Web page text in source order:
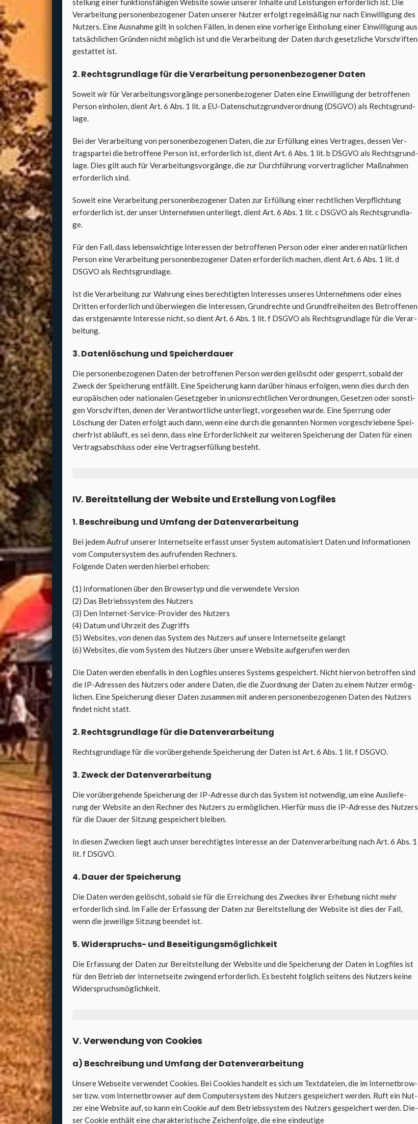
stel­lung einer funk­ti­ons­fä­hi­gen Web­site sowie unse­rer Inhal­te und Leis­tun­gen erfor­der­lich ist. Die
Ver­ar­bei­tung per­so­nen­be­zo­ge­ner Daten unse­rer Nut­zer erfolgt regel­mä­ßig nur nach Ein­wil­li­gung des
Nut­zers. Eine Aus­nah­me gilt in sol­chen Fäl­len, in denen eine vor­he­ri­ge Ein­ho­lung einer Ein­wil­li­gung aus
tat­säch­li­chen Grün­den nicht mög­lich ist und die Ver­ar­bei­tung der Daten durch gesetz­li­che Vor­schrif­ten
gestat­tet ist.
2. Rechts­grund­la­ge für die Ver­ar­bei­tung per­so­nen­be­zo­ge­ner Daten
Soweit wir für Ver­ar­bei­tungs­vor­gän­ge per­so­nen­be­zo­ge­ner Daten eine Ein­wil­li­gung der betrof­fe­nen
Per­son ein­ho­len, dient Art. 6 Abs. 1 lit. a EU-Daten­schutz­grund­ver­ord­nung (DSGVO) als Rechts­grund­
la­ge.
Bei der Ver­ar­bei­tung von per­so­nen­be­zo­ge­nen Daten, die zur Erfül­lung eines Ver­tra­ges, des­sen Ver­
trags­par­tei die betrof­fe­ne Per­son ist, erfor­der­lich ist, dient Art. 6 Abs. 1 lit. b DSGVO als Rechts­grund­
la­ge. Dies gilt auch für Ver­ar­bei­tungs­vor­gän­ge, die zur Durch­füh­rung vor­ver­trag­li­cher Maß­nah­men
erfor­der­lich sind.
Soweit eine Ver­ar­bei­tung per­so­nen­be­zo­ge­ner Daten zur Erfül­lung einer recht­li­chen Ver­pflich­tung
erfor­der­lich ist, der unser Unter­neh­men unter­liegt, dient Art. 6 Abs. 1 lit. c DSGVO als Rechts­grund­la­
ge.
Für den Fall, dass lebens­wich­ti­ge Inter­es­sen der betrof­fe­nen Per­son oder einer ande­ren natür­li­chen
Per­son eine Ver­ar­bei­tung per­so­nen­be­zo­ge­ner Daten erfor­der­lich machen, dient Art. 6 Abs. 1 lit. d
DSGVO als Rechts­grund­la­ge.
Ist die Ver­ar­bei­tung zur Wah­rung eines berech­tig­ten Inter­es­ses unse­res Unter­neh­mens oder eines
Drit­ten erfor­der­lich und über­wie­gen die Inter­es­sen, Grund­rech­te und Grund­frei­hei­ten des Betrof­fe­nen
das erst­ge­nann­te Inter­es­se nicht, so dient Art. 6 Abs. 1 lit. f DSGVO als Rechts­grund­la­ge für die Ver­ar­
bei­tung.
3. Daten­lö­schung und Spei­cher­dau­er
Die per­so­nen­be­zo­ge­nen Daten der betrof­fe­nen Per­son wer­den gelöscht oder gesperrt, sobald der
Zweck der Spei­che­rung ent­fällt. Eine Spei­che­rung kann dar­über hin­aus erfol­gen, wenn dies durch den
euro­päi­schen oder natio­na­len Gesetz­ge­ber in uni­ons­recht­li­chen Ver­ord­nun­gen, Geset­zen oder sons­ti­
gen Vor­schrif­ten, denen der Ver­ant­wort­li­che unter­liegt, vor­ge­se­hen wur­de. Eine Sper­rung oder
Löschung der Daten erfolgt auch dann, wenn eine durch die genann­ten Nor­men vor­ge­schrie­be­ne Spei­
cher­frist abläuft, es sei denn, dass eine Erfor­der­lich­keit zur wei­te­ren Spei­che­rung der Daten für einen
Ver­trags­ab­schluss oder eine Ver­trags­er­fül­lung besteht.
IV. Bereit­stel­lung der Web­site und Erstel­lung von Log­files
1. Beschrei­bung und Umfang der Daten­ver­ar­bei­tung
Bei jedem Auf­ruf unse­rer Inter­net­sei­te erfasst unser Sys­tem auto­ma­ti­siert Daten und Infor­ma­tio­nen
vom Com­pu­ter­sys­tem des auf­ru­fen­den Rech­ners.
Fol­gen­de Daten wer­den hier­bei erho­ben:
(1) Infor­ma­tio­nen über den Brow­ser­typ und die ver­wen­de­te Ver­si­on
(2) Das Betriebs­sys­tem des Nut­zers
(3) Den Inter­net-Ser­vice-Pro­vi­der des Nut­zers
(4) Datum und Uhr­zeit des Zugriffs
(5) Web­sites, von denen das Sys­tem des Nut­zers auf unse­re Inter­net­sei­te gelangt
(6) Web­sites, die vom Sys­tem des Nut­zers über unse­re Web­site auf­ge­ru­fen wer­den
Die Daten wer­den eben­falls in den Log­files unse­res Sys­tems gespei­chert. Nicht hier­von betrof­fen sind
die IP-Adres­sen des Nut­zers oder ande­re Daten, die die Zuord­nung der Daten zu einem Nut­zer ermög­
li­chen. Eine Spei­che­rung die­ser Daten zusam­men mit ande­ren per­so­nen­be­zo­ge­nen Daten des Nut­zers
fin­det nicht statt.
2. Rechts­grund­la­ge für die Daten­ver­ar­bei­tung
Rechts­grund­la­ge für die vor­über­ge­hen­de Spei­che­rung der Daten ist Art. 6 Abs. 1 lit. f DSGVO.
3. Zweck der Daten­ver­ar­bei­tung
Die vor­über­ge­hen­de Spei­che­rung der IP-Adres­se durch das Sys­tem ist not­wen­dig, um eine Aus­lie­fe­
rung der Web­site an den Rech­ner des Nut­zers zu ermög­li­chen. Hier­für muss die IP-Adres­se des Nut­zers
für die Dau­er der Sit­zung gespei­chert blei­ben.
In die­sen Zwe­cken liegt auch unser berech­tig­tes Inter­es­se an der Daten­ver­ar­bei­tung nach Art. 6 Abs. 1
lit. f DSGVO.
4. Dau­er der Spei­che­rung
Die Daten wer­den gelöscht, sobald sie für die Errei­chung des Zwe­ckes ihrer Erhe­bung nicht mehr
erfor­der­lich sind. Im Fal­le der Erfas­sung der Daten zur Bereit­stel­lung der Web­site ist dies der Fall,
wenn die jewei­li­ge Sit­zung been­det ist.
5. Wider­spruchs- und Besei­ti­gungs­mög­lich­keit
Die Erfas­sung der Daten zur Bereit­stel­lung der Web­site und die Spei­che­rung der Daten in Log­files ist
für den Betrieb der Inter­net­sei­te zwin­gend erfor­der­lich. Es besteht folg­lich sei­tens des Nut­zers kei­ne
Wider­spruchs­mög­lich­keit.
V. Ver­wen­dung von Coo­kies
a) Beschrei­bung und Umfang der Daten­ver­ar­bei­tung
Unse­re Web­sei­te ver­wen­det Coo­kies. Bei Coo­kies han­delt es sich um Text­da­tei­en, die im Inter­net­brow­
ser bzw. vom Inter­net­brow­ser auf dem Com­pu­ter­sys­tem des Nut­zers gespei­chert wer­den. Ruft ein Nut­
zer eine Web­site auf, so kann ein Coo­kie auf dem Betriebs­sys­tem des Nut­zers gespei­chert wer­den. Die­
ser Coo­kie ent­hält eine cha­rak­te­ris­ti­sche Zei­chen­fol­ge, die eine ein­deu­ti­ge